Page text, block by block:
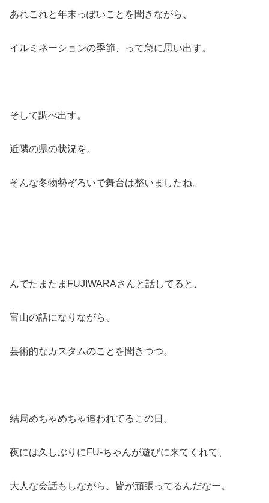
あれこれと年末っぽいことを聞きながら、
イルミネーションの季節、って急に思い出す。
そして調べ出す。
近隣の県の状況を。
そんな冬物勢ぞろいで舞台は整いましたね。
んでたまたまFUJIWARAさんと話してると、
富山の話になりながら、
芸術的なカスタムのことを聞きつつ。
結局めちゃめちゃ追われてるこの日。
夜には久しぶりにFU-ちゃんが遊びに来てくれて、
大人な会話もしながら、皆が頑張ってるんだなー。